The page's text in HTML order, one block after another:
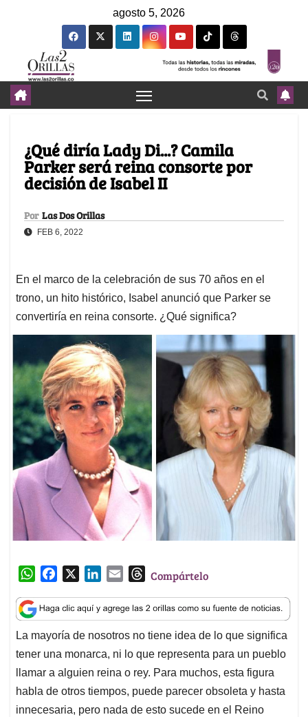
agosto 5, 2026
¿Qué diría Lady Di...? Camila
Parker será reina consorte por
decisión de Isabel II
Por Las Dos Orillas
FEB 6, 2022
En el marco de la celebración de sus 70 años en el
trono, un hito histórico, Isabel anunció que Parker se
convertiría en reina consorte. ¿Qué significa?
W
a
t
s
A
p
p
c
e
b
o
o
k
n
k
e
d
I
n
a
i
l
T
r
e
a
d
s
Compártelo
La mayoría de nosotros no tiene idea de lo que significa
tener una monarca, ni lo que representa para un pueblo
llamar a alguien reina o rey. Para muchos, esta figura
habla de otros tiempos, puede parecer obsoleta y hasta
innecesaria, pero nada de esto sucede en el Reino